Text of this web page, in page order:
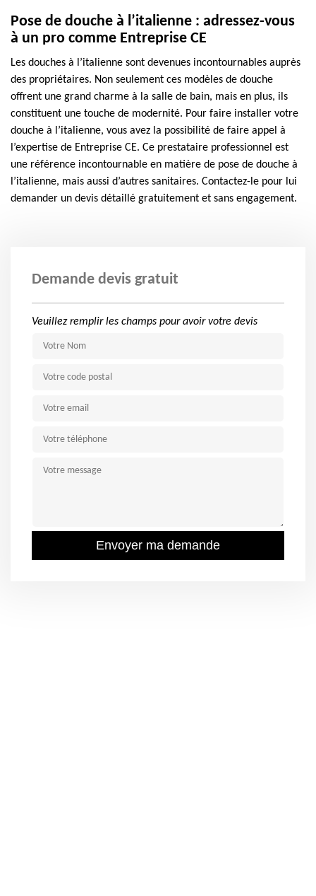
Pose de douche à l’italienne : adressez-vous
à un pro comme Entreprise CE
Les douches à l’italienne sont devenues incontournables auprès
des propriétaires. Non seulement ces modèles de douche
offrent une grand charme à la salle de bain, mais en plus, ils
constituent une touche de modernité. Pour faire installer votre
douche à l’italienne, vous avez la possibilité de faire appel à
l’expertise de Entreprise CE. Ce prestataire professionnel est
une référence incontournable en matière de pose de douche à
l’italienne, mais aussi d’autres sanitaires. Contactez-le pour lui
demander un devis détaillé gratuitement et sans engagement.
Demande devis gratuit
Veuillez remplir les champs pour avoir votre devis